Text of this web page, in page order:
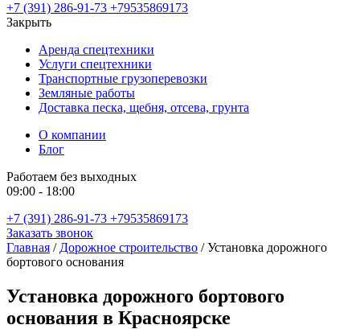
+7 (391) 286-91-73 +79535869173
Закрыть
Аренда спецтехники
Услуги спецтехники
Транспортные грузоперевозки
Земляные работы
Доставка песка, щебня, отсева, грунта
О компании
Блог
Работаем без выходных
09:00 - 18:00
+7 (391) 286-91-73 +79535869173
Заказать звонок
Главная / Дорожное строительство /Установка дорожного
бортового основания
Установка дорожного бортового
основания в Красноярске